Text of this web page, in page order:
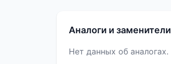
Аналоги и заменители
Нет данных об аналогах.